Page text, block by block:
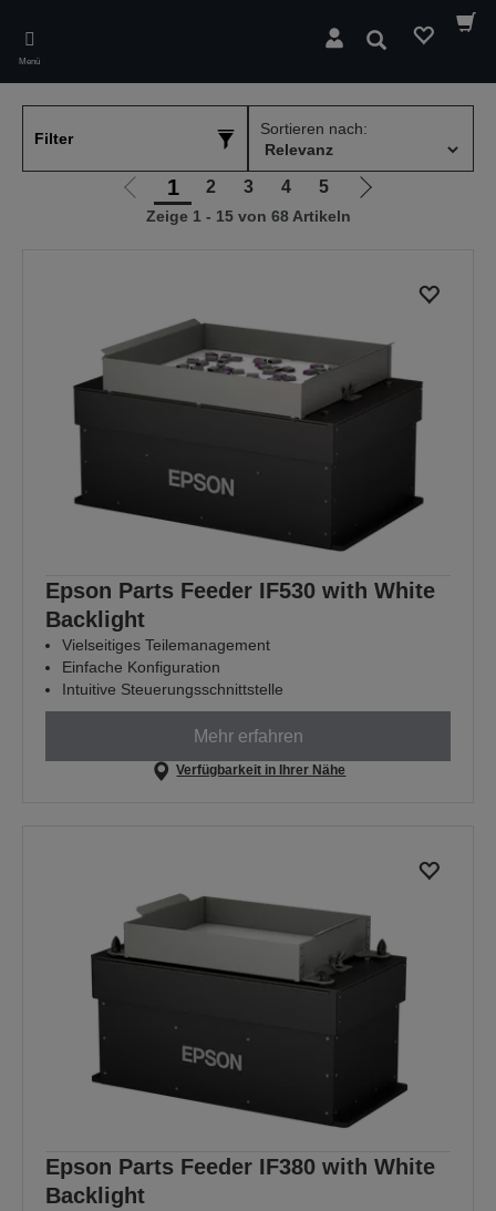
main
content
Menü
Suchen
Filter
Sortieren nach:
Zur
vorherigen
1 2 3 4 5
Zur
Zeige 1 - 15 von 68 Artikeln
Epson Parts Feeder IF530 with White
Backlight
Vielseitiges Teilemanagement
Einfache Konfiguration
Intuitive Steuerungsschnittstelle
Mehr erfahren
Verfügbarkeit in Ihrer Nähe
Epson Parts Feeder IF380 with White
Backlight